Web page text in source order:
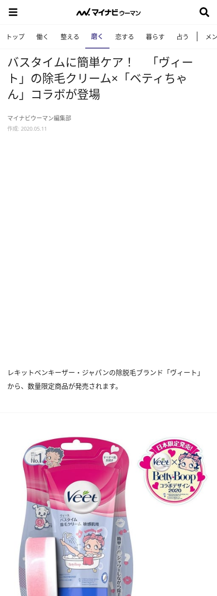
トップ 働く 整える 磨く 恋する 暮らす 占う メ
バスタイムに簡単ケア！ 「ヴィー
ト」の除毛クリーム×「ベティちゃ
ん」コラボが登場
マイナビウーマン編集部
作成: 2020.05.11
レキットベンキーザー・ジャパンの除脱毛ブランド「ヴィート」
から、数量限定商品が発売されます。